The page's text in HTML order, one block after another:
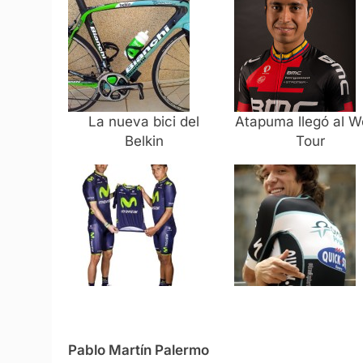
La nueva bici del
Belkin
Atapuma llegó al
Tour
Pablo Martín Palermo